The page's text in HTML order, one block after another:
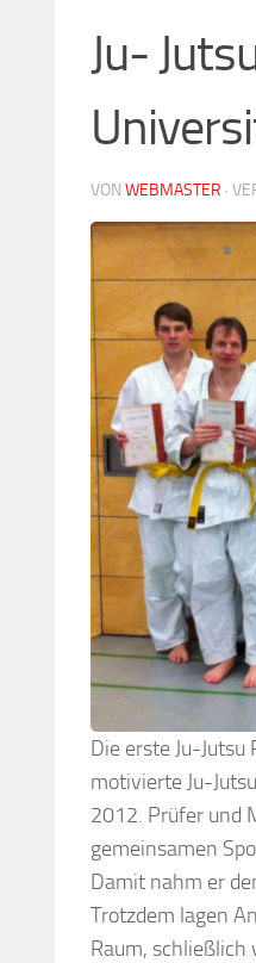
Ju-
VON WEBMASTER ·
Die erste Ju-
motivierte Ju-
2012. Prüfer und
gemeinsamen
Damit nahm er
Trotzdem lagen
Raum, schließlich